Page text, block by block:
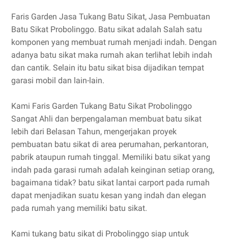
Faris Garden Jasa Tukang Batu Sikat, Jasa Pembuatan
Batu Sikat Probolinggo. Batu sikat adalah Salah satu
komponen yang membuat rumah menjadi indah. Dengan
adanya batu sikat maka rumah akan terlihat lebih indah
dan cantik. Selain itu batu sikat bisa dijadikan tempat
garasi mobil dan lain-lain.
Kami Faris Garden Tukang Batu Sikat Probolinggo
Sangat Ahli dan berpengalaman membuat batu sikat
lebih dari Belasan Tahun, mengerjakan proyek
pembuatan batu sikat di area perumahan, perkantoran,
pabrik ataupun rumah tinggal. Memiliki batu sikat yang
indah pada garasi rumah adalah keinginan setiap orang,
bagaimana tidak? batu sikat lantai carport pada rumah
dapat menjadikan suatu kesan yang indah dan elegan
pada rumah yang memiliki batu sikat.
Kami tukang batu sikat di Probolinggo siap untuk